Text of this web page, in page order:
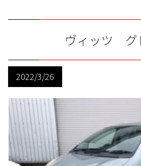
ヴィッツ グ
2022/3/26